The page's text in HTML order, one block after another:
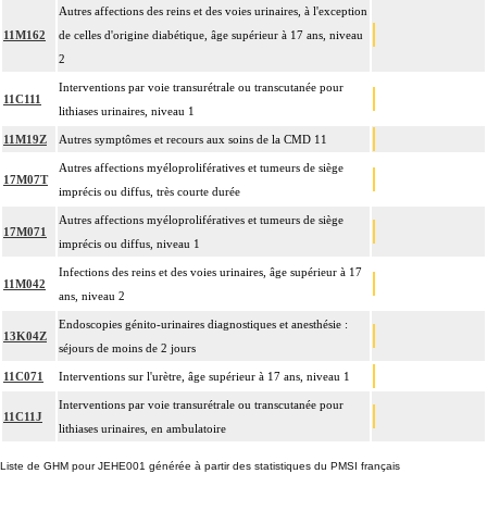
11M162
Autres affections des reins et des voies urinaires, à l'exception
de celles d'origine diabétique, âge supérieur à 17 ans, niveau
2
11C111
Interventions par voie transurétrale ou transcutanée pour
lithiases urinaires, niveau 1
11M19Z Autres symptômes et recours aux soins de la CMD 11
17M07T
Autres affections myéloprolifératives et tumeurs de siège
imprécis ou diffus, très courte durée
17M071
Autres affections myéloprolifératives et tumeurs de siège
imprécis ou diffus, niveau 1
11M042
Infections des reins et des voies urinaires, âge supérieur à 17
ans, niveau 2
13K04Z
Endoscopies génito-urinaires diagnostiques et anesthésie :
séjours de moins de 2 jours
11C071 Interventions sur l'urètre, âge supérieur à 17 ans, niveau 1
11C11J
Interventions par voie transurétrale ou transcutanée pour
lithiases urinaires, en ambulatoire
Liste de GHM pour JEHE001 générée à partir des statistiques du PMSI français